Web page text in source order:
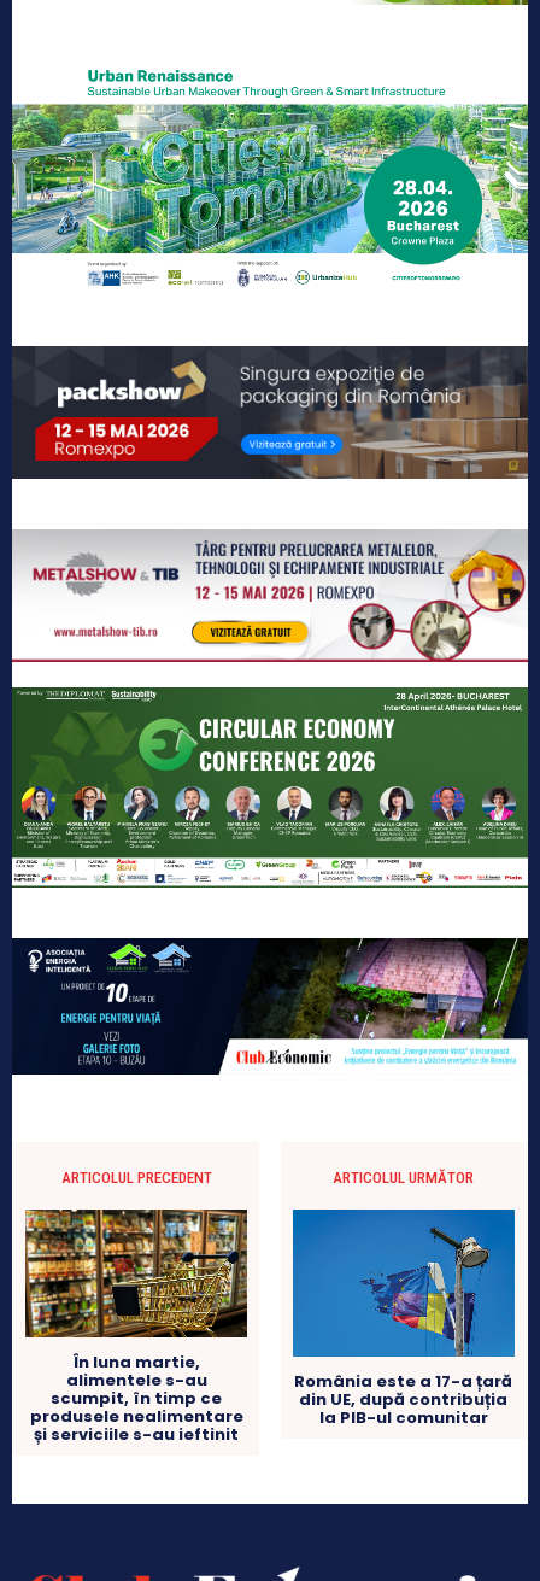
ARTICOLUL PRECEDENT
În luna martie,
alimentele s-au
scumpit, în timp ce
produsele nealimentare
și serviciile s-au ieftinit
ARTICOLUL URMĂTOR
România este a 17-a țară
din UE, după contribuția
la PIB-ul comunitar